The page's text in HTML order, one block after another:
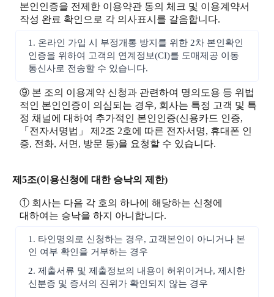
본인인증을 전제한 이용약관 동의 체크 및 이용계약서
작성 완료 확인으로 각 의사표시를 갈음합니다.
1. 온라인 가입 시 부정개통 방지를 위한 2차 본인확인
인증을 위하여 고객의 연계정보(CI)를 도매제공 이동
통신사로 전송할 수 있습니다.
⑨ 본 조의 이용계약 신청과 관련하여 명의도용 등 위법
적인 본인인증이 의심되는 경우, 회사는 특정 고객 및 특
정 채널에 대하여 추가적인 본인인증(신용카드 인증,
「전자서명법」 제2조 2호에 따른 전자서명, 휴대폰 인
증, 전화, 서면, 방문 등)을 요청할 수 있습니다.
제5조(이용신청에 대한 승낙의 제한)
① 회사는 다음 각 호의 하나에 해당하는 신청에
대하여는 승낙을 하지 아니합니다.
1. 타인명의로 신청하는 경우, 고객본인이 아니거나 본
인 여부 확인을 거부하는 경우
2. 제출서류 및 제출정보의 내용이 허위이거나, 제시한
신분증 및 증서의 진위가 확인되지 않는 경우